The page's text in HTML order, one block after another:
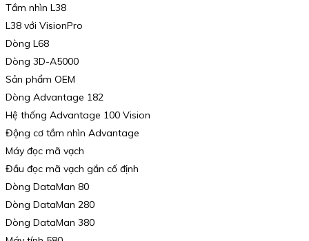
Tầm nhìn L38
L38 với VisionPro
Dòng L68
Dòng 3D-A5000
Sản phẩm OEM
Dòng Advantage 182
Hệ thống Advantage 100 Vision
Động cơ tầm nhìn Advantage
Máy đọc mã vạch
Đầu đọc mã vạch gắn cố định
Dòng DataMan 80
Dòng DataMan 280
Dòng DataMan 380